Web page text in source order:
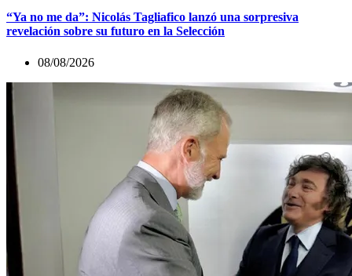
“Ya no me da”: Nicolás Tagliafico lanzó una sorpresiva
revelación sobre su futuro en la Selección
08/08/2026